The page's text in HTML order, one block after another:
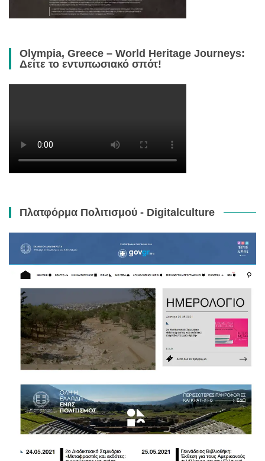
Olympia, Greece – World Heritage Journeys:
Δείτε το εντυπωσιακό σπότ!
Πλατφόρμα Πολιτισμού - Digitalculture